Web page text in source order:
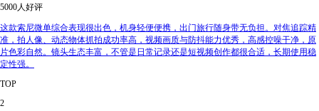
5000人好评
这款索尼微单综合表现很出色，机身轻便便携，出门旅行随身带无负担。对焦追踪精
准，拍人像、动态物体抓拍成功率高，视频画质与防抖能力优秀，高感控噪干净，原
片色彩自然。镜头生态丰富，不管是日常记录还是短视频创作都很合适，长期使用稳
定性强。
TOP
2